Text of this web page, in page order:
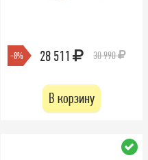
-8% 28 511 30 990
В корзину